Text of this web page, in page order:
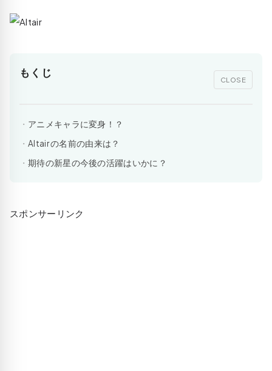
もくじ
CLOSE
アニメキャラに変身！？
Altair の名前の由来は？
期待の新星の今後の活躍はいかに？
スポンサーリンク